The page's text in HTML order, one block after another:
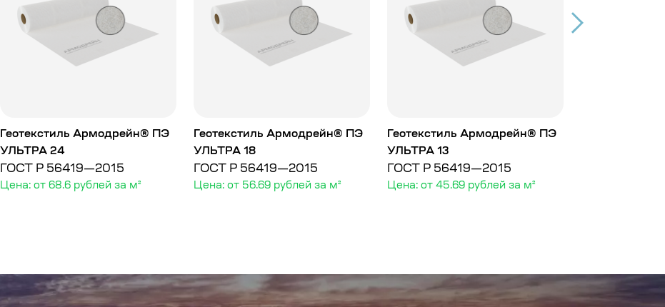
Геотекстиль Армодрейн® ПЭ
УЛЬТРА 24
ГОСТ Р 56419—2015
Цена: от 68.6 рублей за м²
Геотекстиль Армодрейн® ПЭ
УЛЬТРА 18
ГОСТ Р 56419—2015
Цена: от 56.69 рублей за м²
Геотекстиль Армодрейн® ПЭ
УЛЬТРА 13
ГОСТ Р 56419—2015
Цена: от 45.69 рублей за м²